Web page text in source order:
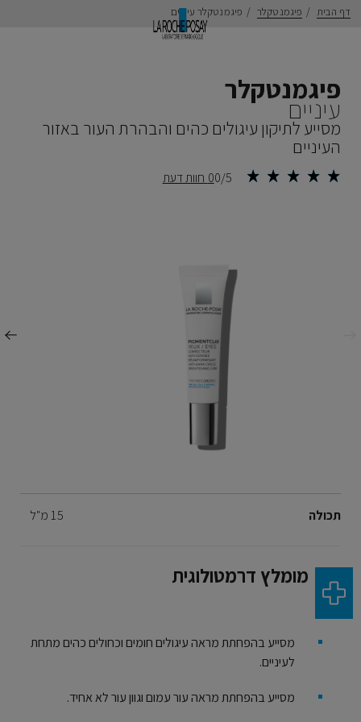
דף הבית פיגמנטקלר פיגמנטקלר עיניים
פיגמנטקלר
עיניים
מסייע לתיקון עיגולים כהים והבהרת העור באזור
העיניים
0/50 חוות דעת
תכולה Volume
15 מ"ל
מומלץ דרמטולוגית
מסייע בהפחתת מראה עיגולים חומים וכחולים כהים מתחת
לעיניים.
מסייע בהפחתת מראה עור עמום וגוון עור לא אחיד.